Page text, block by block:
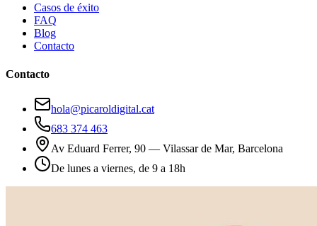
Casos de éxito
FAQ
Blog
Contacto
Contacto
hola@picaroldigital.cat
683 374 463
Av Eduard Ferrer, 90 — Vilassar de Mar, Barcelona
De lunes a viernes, de 9 a 18h